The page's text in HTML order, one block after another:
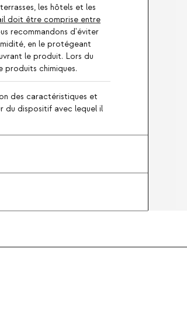
les hôtels et les
doit être comprise entre
recommandons d'éviter
en le protégeant
le produit. Lors du
produits chimiques.
des caractéristiques et
du dispositif avec lequel il